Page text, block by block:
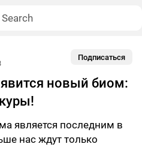
Подписаться
новый биом:
является последним в
нас ждут только